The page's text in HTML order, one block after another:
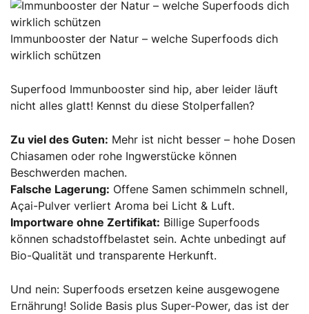
Immunbooster der Natur – welche Superfoods dich
wirklich schützen
Superfood Immunbooster sind hip, aber leider läuft
nicht alles glatt! Kennst du diese Stolperfallen?
Zu viel des Guten: Mehr ist nicht besser – hohe Dosen
Chiasamen oder rohe Ingwerstücke können
Beschwerden machen.
Falsche Lagerung: Offene Samen schimmeln schnell,
Açai-Pulver verliert Aroma bei Licht & Luft.
Importware ohne Zertifikat: Billige Superfoods
können schadstoffbelastet sein. Achte unbedingt auf
Bio-Qualität und transparente Herkunft.
Und nein: Superfoods ersetzen keine ausgewogene
Ernährung! Solide Basis plus Super-Power, das ist der